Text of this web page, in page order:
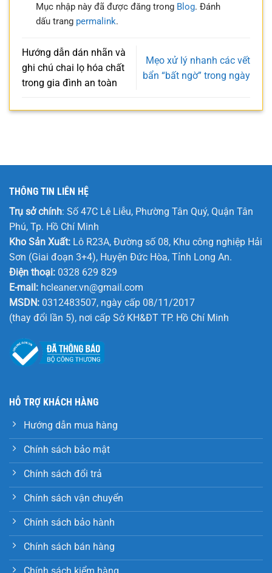
Mục nhập này đã được đăng trong Blog. Đánh
dấu trang permalink.
Hướng dẫn dán nhãn và
ghi chú chai lọ hóa chất
trong gia đình an toàn
Mẹo xử lý nhanh các vết
bẩn “bất ngờ” trong ngày
THÔNG TIN LIÊN HỆ
Trụ sở chính: Số 47C Lê Liễu, Phường Tân Quý, Quận Tân
Phú, Tp. Hồ Chí Minh
Kho Sản Xuất: Lô R23A, Đường số 08, Khu công nghiệp Hải
Sơn (Giai đoạn 3+4), Huyện Đức Hòa, Tỉnh Long An.
Điện thoại: 0328 629 829
E-mail: hcleaner.vn@gmail.com
MSDN: 0312483507, ngày cấp 08/11/2017
(thay đổi lần 5), nơi cấp Sở KH&ĐT TP. Hồ Chí Minh
HỖ TRỢ KHÁCH HÀNG
Hướng dẫn mua hàng
Chính sách bảo mật
Chính sách đổi trả
Chính sách vận chuyển
Chính sách bảo hành
Chính sách bán hàng
Chính sách kiểm hàng